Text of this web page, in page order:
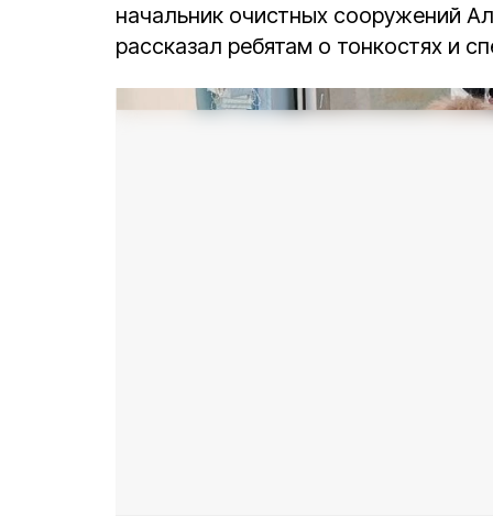
начальник очистных сооружений
рассказал ребятам о тонкостях и